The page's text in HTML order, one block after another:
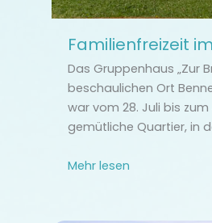
Familienfreizeit
Das Gruppenhaus „Zur
beschaulichen Ort
war vom 28. Juli bis
gemütliche Quartier, in
Mehr lesen